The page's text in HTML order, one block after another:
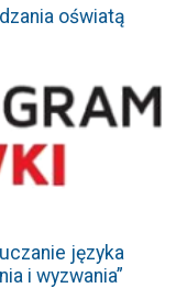
oświatą
języka
i wyzwania”